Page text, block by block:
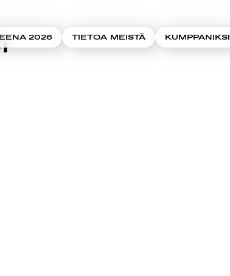
2026 TIETOA MEISTÄ KUMPPANIKSI